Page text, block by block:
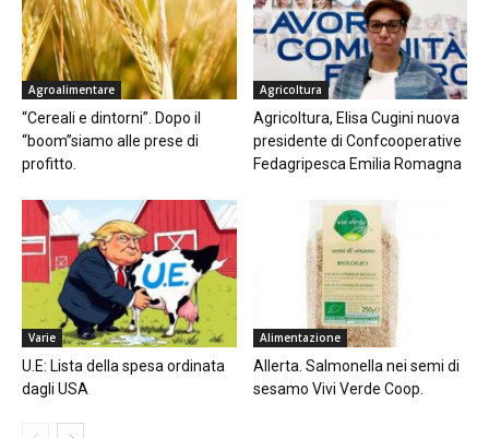
Agroalimentare
“Cereali e dintorni”. Dopo il
“boom”siamo alle prese di
profitto.
Agricoltura
Agricoltura, Elisa Cugini nuova
presidente di Confcooperative
Fedagripesca Emilia Romagna
Varie
U.E: Lista della spesa ordinata
dagli USA
Alimentazione
Allerta. Salmonella nei semi di
sesamo Vivi Verde Coop.